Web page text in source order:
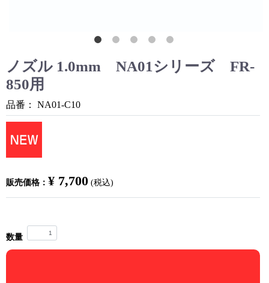
ノズル 1.0mm NA01シリーズ FR-
850用
品番： NA01-C10
販売価格： ¥ 7,700 (税込)
数量